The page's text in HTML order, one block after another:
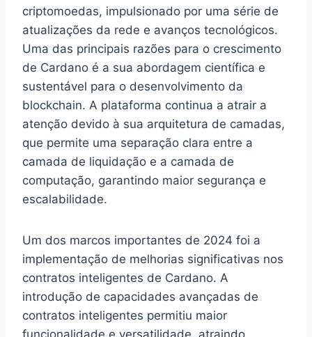
criptomoedas, impulsionado por uma série de
atualizações da rede e avanços tecnológicos.
Uma das principais razões para o crescimento
de Cardano é a sua abordagem científica e
sustentável para o desenvolvimento da
blockchain. A plataforma continua a atrair a
atenção devido à sua arquitetura de camadas,
que permite uma separação clara entre a
camada de liquidação e a camada de
computação, garantindo maior segurança e
escalabilidade.
Um dos marcos importantes de 2024 foi a
implementação de melhorias significativas nos
contratos inteligentes de Cardano. A
introdução de capacidades avançadas de
contratos inteligentes permitiu maior
funcionalidade e versatilidade, atraindo